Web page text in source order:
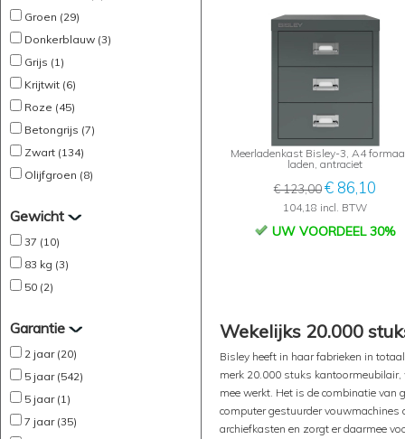
Groen (29)
Donkerblauw (3)
Grijs (1)
Krijtwit (6)
Roze (45)
Betongrijs (7)
Zwart (134)
Olijfgroen (8)
Gewicht
37 (10)
83 kg (3)
50 (2)
Garantie
2 jaar (20)
5 jaar (542)
5 jaar (1)
7 jaar (35)
Meerladenkast Bisley-3, A4
laden, antraciet
€ 123,00€ 86,10
104,18 incl. BTW
UW VOORDEEL 30%
Wekelijks 20.000
Bisley heeft in haar fabrieken in
merk 20.000 stuks
mee werkt. Het is de combinatie van
computer gestuurder vouwmachines
archiefkasten en zorgt er daarmee